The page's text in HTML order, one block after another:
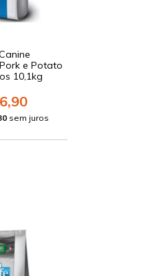
e Potato
10,1kg
sem juros